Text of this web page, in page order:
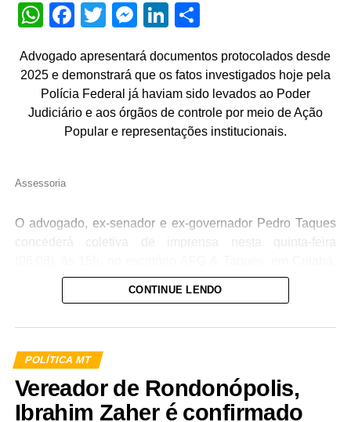
WhatsApp
Facebook
TwitterMessenger
LinkedIn
Advogado apresentará documentos protocolados desde
2025 e demonstrará que os fatos investigados hoje pela
Polícia Federal já haviam sido levados ao Poder
Judiciário e aos órgãos de controle por meio de Ação
Popular e representações institucionais.
Assessoria
O advogado, ex-senador e ex-governador Pedro Taques
para apresentar a cronologia das medidas judiciais e
administrativas adotadas desde 2025 em relação ao
milhões em recursos públicos.
A coletiva ocorre após a deflagração da Operação
Heritage, da Polícia Federal, que investiga suposto
CONTINUE LENDO
POLÍTICA MT
Vereador de Rondonópolis,
Ibrahim Zaher é confirmado